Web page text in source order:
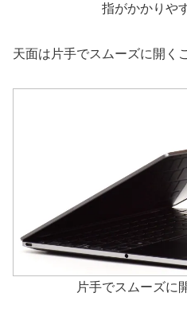
指がかかりや
天面は片手でスムーズに開く
片手でスムーズに